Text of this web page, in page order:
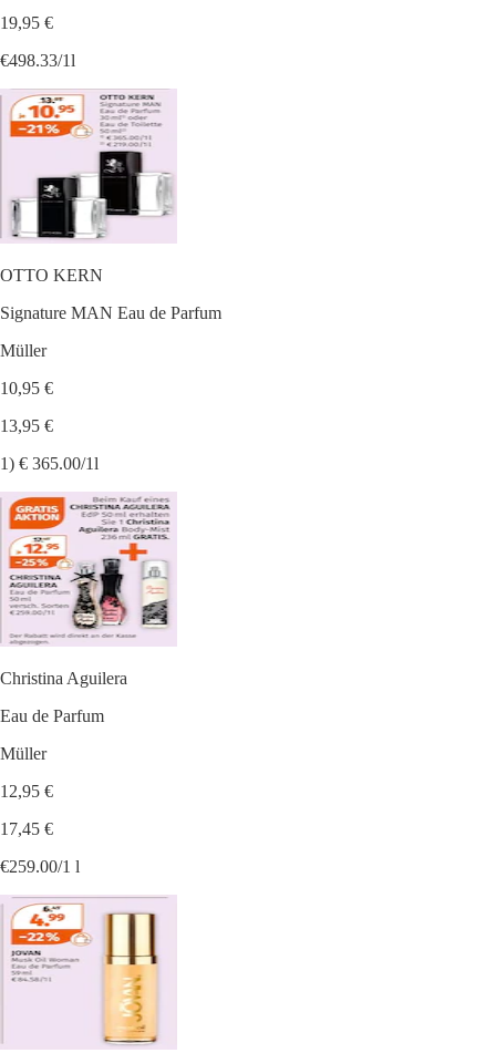
19,95 €
€498.33/1l
OTTO KERN
Signature MAN Eau de Parfum
Müller
10,95 €
13,95 €
1) € 365.00/1l
Christina Aguilera
Eau de Parfum
Müller
12,95 €
17,45 €
€259.00/1 l